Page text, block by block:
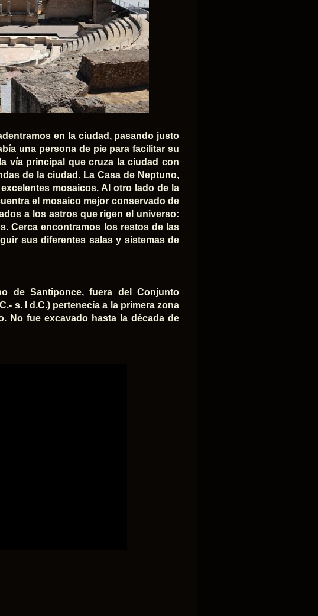
en la ciudad, pasando justo
una persona de pie para facilitar su
vía principal que cruza la ciudad con
de la ciudad. La Casa de Neptuno,
mosaicos. Al otro lado de la
el mosaico mejor conservado de
a los astros que rigen el universo:
Cerca encontramos los restos de las
sus diferentes salas y sistemas de
de Santiponce, fuera del Conjunto
s. I d.C.) pertenecía a la primera zona
No fue excavado hasta la década de